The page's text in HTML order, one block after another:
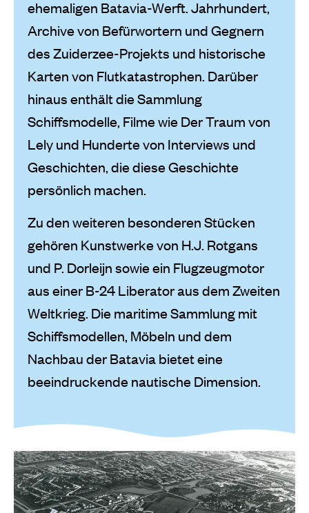
ehemaligen Batavia-Werft. Jahrhundert,
Archive von Befürwortern und Gegnern
des Zuiderzee-Projekts und historische
Karten von Flutkatastrophen. Darüber
hinaus enthält die Sammlung
Schiffsmodelle, Filme wie Der Traum von
Lely und Hunderte von Interviews und
Geschichten, die diese Geschichte
persönlich machen.
Zu den weiteren besonderen Stücken
gehören Kunstwerke von H.J. Rotgans
und P. Dorleijn sowie ein Flugzeugmotor
aus einer B-24 Liberator aus dem Zweiten
Weltkrieg. Die maritime Sammlung mit
Schiffsmodellen, Möbeln und dem
Nachbau der Batavia bietet eine
beeindruckende nautische Dimension.